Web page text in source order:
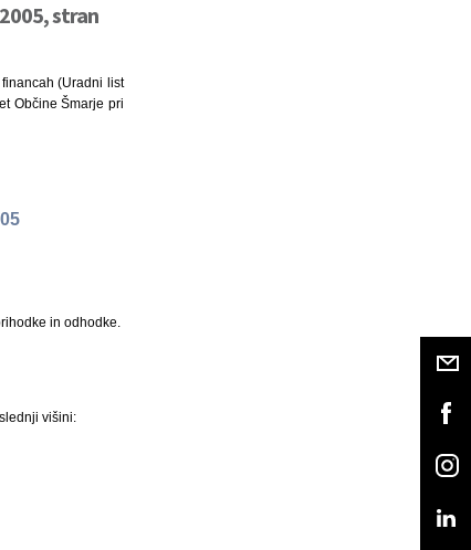
stran
(Uradni list
Občine Šmarje pri
in odhodke.
višini: